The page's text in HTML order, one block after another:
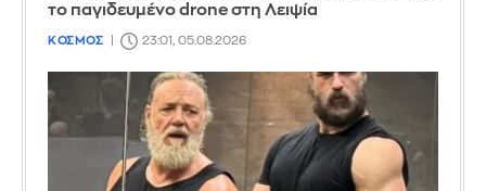
το παγιδευμένο drone στη Λειψία
ΚΟΣΜΟΣ 23:01, 05.08.2026